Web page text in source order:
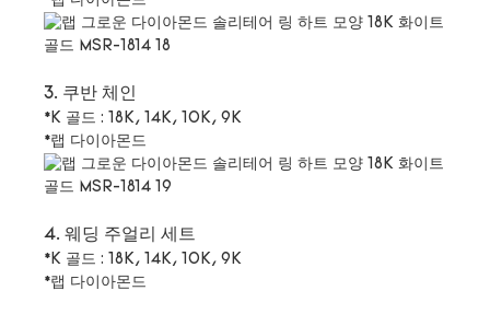
3. 쿠반 체인
*K 골드 : 18K, 14K, 10K, 9K
*랩 다이아몬드
4. 웨딩 주얼리 세트
*K 골드 : 18K, 14K, 10K, 9K
*랩 다이아몬드